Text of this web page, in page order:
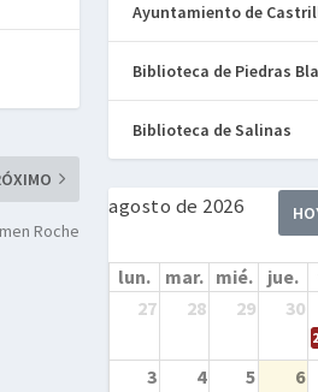
Roche
Ayuntamiento de
Biblioteca de Piedras
Biblioteca de Salinas
agosto de 2026
lun. mar. mié. jue.
27
28 29 30
3 4 5 6